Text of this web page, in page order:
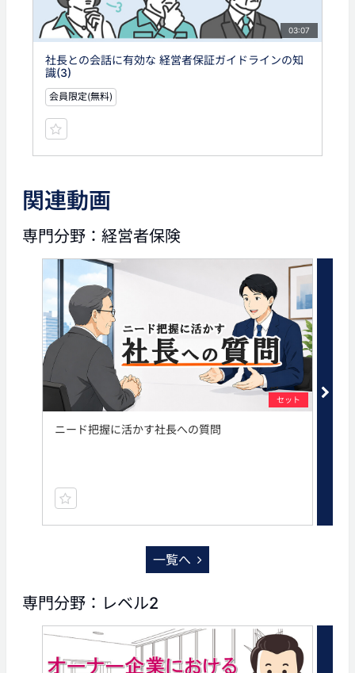
03:07
社長との会話に有効な 経営者保証ガイドラインの知
識(3)
会員限定(無料)
関連動画
専門分野：経営者保険
セット
ニード把握に活かす社長への質問
一覧へ
専門分野：レベル2